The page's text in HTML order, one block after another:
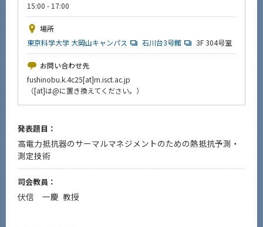
15:00 - 17:00
場所
東京科学大学 大岡山キャンパス
石川台3号館 3F 304号室
お問い合わせ先
fushinobu.k.4c25[at]m.isct.ac.jp
（[at]は@に置き換えてください。）
発表題目：
高電力抵抗器のサーマルマネジメントのための熱抵抗予測・
測定技術
司会教員：
伏信 一慶 教授
イベントカレンダー
Event Calendar
今後のイベント
今後の課程別イベント
年別アーカイブ